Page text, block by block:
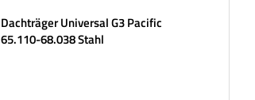
Dachträger Universal G3 Pacific
65.110-68.038 Stahl